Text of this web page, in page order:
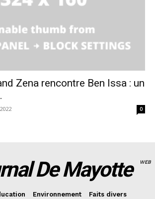
Zena rencontre Ben Issa : un
0
De Mayotte WEB
Environnement
Faits divers